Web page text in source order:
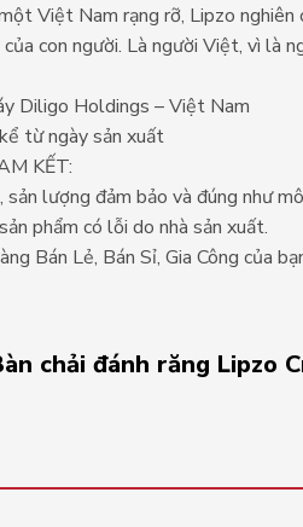
Việt Nam rạng rỡ, Lipzo
con người. Là người Việt, vì là
Diligo Holdings – Việt Nam
từ ngày sản xuất
KẾT:
sản lượng đảm bảo và đúng như
phẩm có lỗi do nhà sản xuất.
Bán Lẻ, Bán Sỉ, Gia Công của
chải đánh răng Lipzo